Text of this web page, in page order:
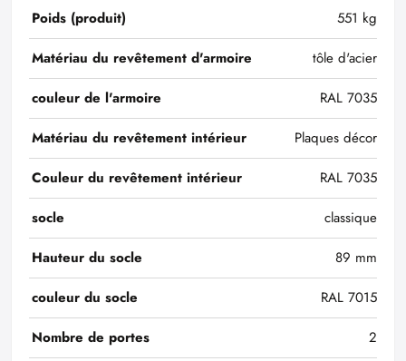
Poids (produit)
551 kg
Matériau du revêtement d'armoire
tôle d'acier
couleur de l'armoire
RAL 7035
Matériau du revêtement intérieur
Plaques décor
Couleur du revêtement intérieur
RAL 7035
socle
classique
Hauteur du socle
89 mm
couleur du socle
RAL 7015
Nombre de portes
2